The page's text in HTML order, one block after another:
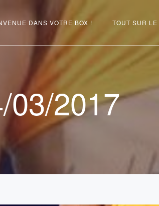
DANS VOTRE BOX ! TOUT SUR
03/2017